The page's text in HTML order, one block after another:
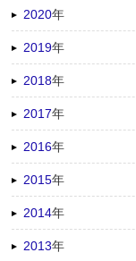
2020年
2019年
2018年
2017年
2016年
2015年
2014年
2013年